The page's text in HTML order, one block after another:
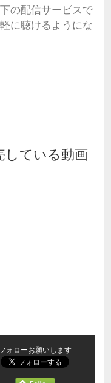
の配信サービスで
に聴けるようにな
ている動画
フォローお願いします